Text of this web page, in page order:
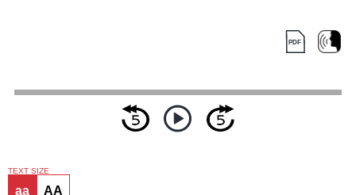
TEXT SIZE
aa AA